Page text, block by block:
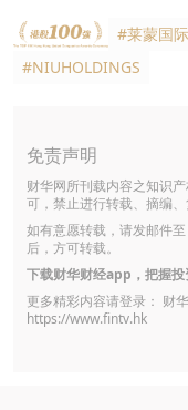
#莱蒙国际
#NIUHOLDINGS
免责声明
财华网所刊载内容之知识
可，禁止进行转载、摘编
如有意愿转载，请发邮件至
后，方可转载。
下载财华财经app，把握投
更多精彩内容请登录： 财
https://www.fintv.hk